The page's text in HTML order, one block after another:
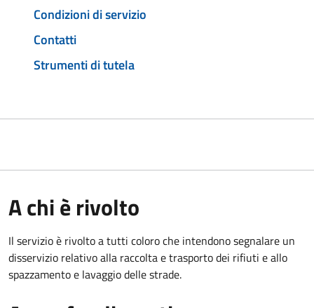
Condizioni di servizio
Contatti
Strumenti di tutela
A chi è rivolto
Il servizio è rivolto a tutti coloro che intendono segnalare un
disservizio relativo alla raccolta e trasporto dei rifiuti e allo
spazzamento e lavaggio delle strade.